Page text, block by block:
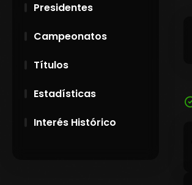
Presidentes
Campeonatos
Títulos
Estadísticas
Interés Histórico